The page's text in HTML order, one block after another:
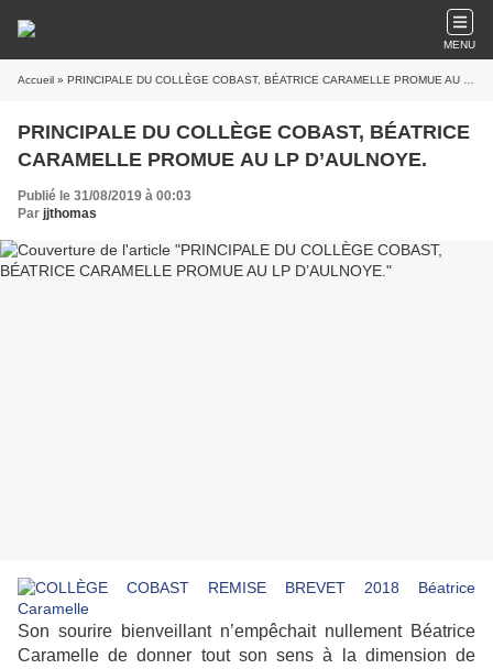
MENU
Accueil » PRINCIPALE DU COLLÈGE COBAST, BÉATRICE CARAMELLE PROMUE AU LP D’AULNOYE.
PRINCIPALE DU COLLÈGE COBAST, BÉATRICE
CARAMELLE PROMUE AU LP D’AULNOYE.
Publié le 31/08/2019 à 00:03
Par jjthomas
Son sourire bienveillant n’empêchait nullement Béatrice
Caramelle de donner tout son sens à la dimension de